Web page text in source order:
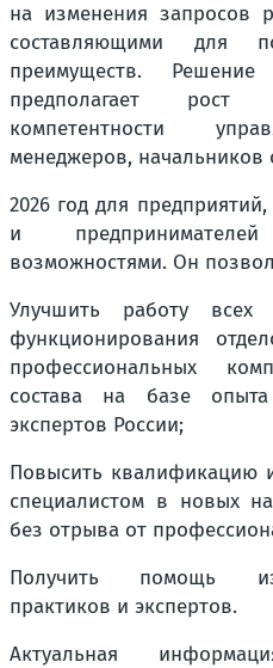
на изменения запросов
составляющими для
преимуществ.
предполагает рост
компетентности
менеджеров, начальников
2026 год для
и
возможностями. Он
Улучшить работу
функционирования
профессиональных
состава на базе
экспертов России;
Повысить квалификацию
специалистом в новых
без отрыва от
Получить помощь
практиков и экспертов.
Актуальная